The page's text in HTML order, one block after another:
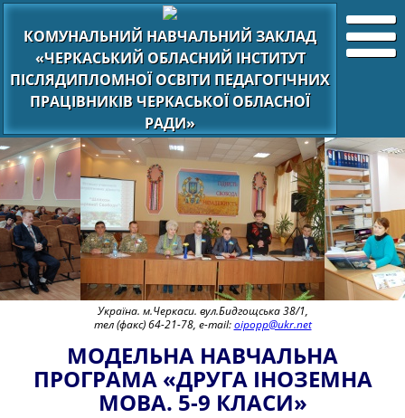
КОМУНАЛЬНИЙ НАВЧАЛЬНИЙ ЗАКЛАД
«ЧЕРКАСЬКИЙ ОБЛАСНИЙ ІНСТИТУТ
ПІСЛЯДИПЛОМНОЇ ОСВІТИ ПЕДАГОГІЧНИХ
ПРАЦІВНИКІВ ЧЕРКАСЬКОЇ ОБЛАСНОЇ
РАДИ»
Україна. м.Черкаси. вул.Бидгощська 38/1,
тел (факс) 64-21-78, e-mail:oipopp@ukr.net
МОДЕЛЬНА НАВЧАЛЬНА
ПРОГРАМА «ДРУГА ІНОЗЕМНА
МОВА. 5-9 КЛАСИ»